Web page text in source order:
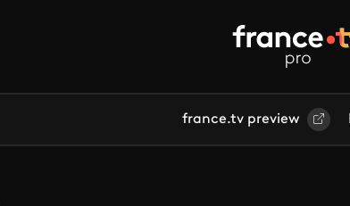
france.tv preview